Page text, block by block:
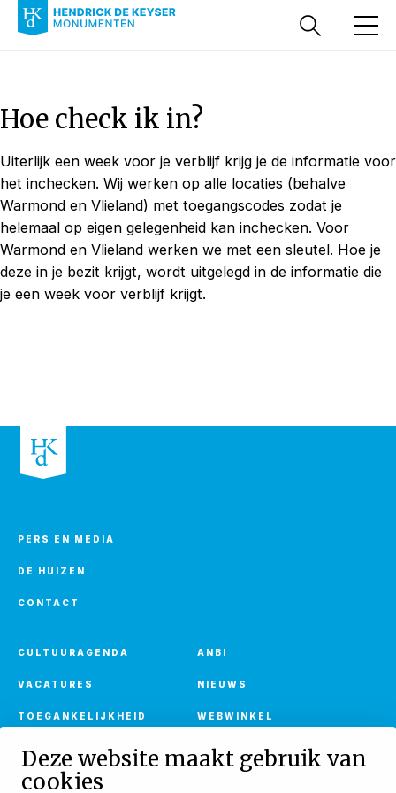
Deze website maakt gebruik van
cookies
Hoe check ik in?
Uiterlijk een week voor je verblijf krijg je de informatie voor
het inchecken. Wij werken op alle locaties (behalve
Warmond en Vlieland) met toegangscodes zodat je
helemaal op eigen gelegenheid kan inchecken. Voor
Warmond en Vlieland werken we met een sleutel. Hoe je
deze in je bezit krijgt, wordt uitgelegd in de informatie die
je een week voor verblijf krijgt.
PERS EN MEDIA
DE HUIZEN
CONTACT
CULTUURAGENDA
VACATURES
TOEGANKELIJKHEID
ANBI
NIEUWS
WEBWINKEL